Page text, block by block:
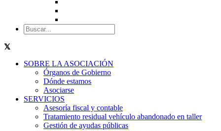
SOBRE LA ASOCIACIÓN
Órganos de Gobierno
Dónde estamos
Asociarse
SERVICIOS
Asesoría fiscal y contable
Tratamiento residual vehículo abandonado en taller
Gestión de ayudas públicas